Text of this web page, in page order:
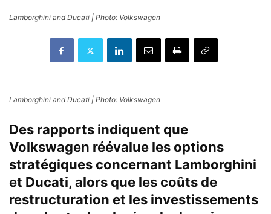
Lamborghini and Ducati | Photo: Volkswagen
Lamborghini and Ducati | Photo: Volkswagen
Des rapports indiquent que
Volkswagen réévalue les options
stratégiques concernant Lamborghini
et Ducati, alors que les coûts de
restructuration et les investissements